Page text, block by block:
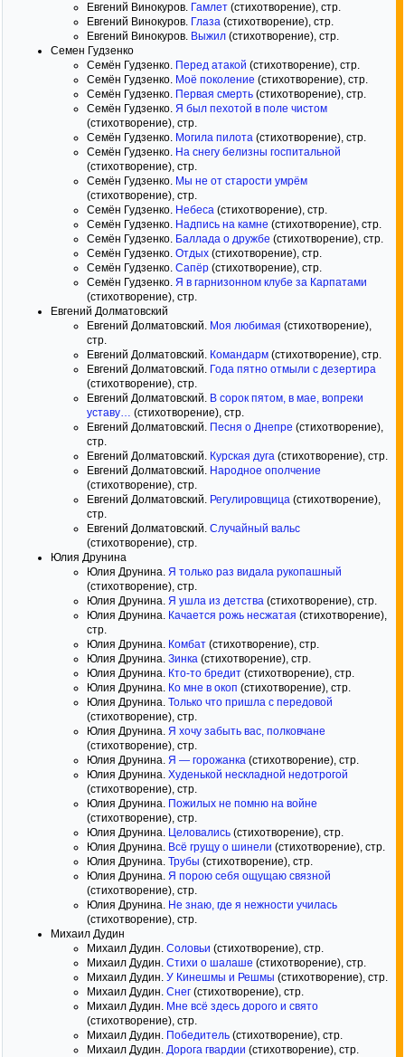
Евгений Винокуров. Гамлет (стихотворение), стр.
Евгений Винокуров. Глаза (стихотворение), стр.
Евгений Винокуров. Выжил (стихотворение), стр.
Семен Гудзенко
Семён Гудзенко. Перед атакой (стихотворение), стр.
Семён Гудзенко. Моё поколение (стихотворение), стр.
Семён Гудзенко. Первая смерть (стихотворение), стр.
Семён Гудзенко. Я был пехотой в поле чистом
(стихотворение), стр.
Семён Гудзенко. Могила пилота (стихотворение), стр.
Семён Гудзенко. На снегу белизны госпитальной
(стихотворение), стр.
Семён Гудзенко. Мы не от старости умрём
(стихотворение), стр.
Семён Гудзенко. Небеса (стихотворение), стр.
Семён Гудзенко. Надпись на камне (стихотворение), стр.
Семён Гудзенко. Баллада о дружбе (стихотворение), стр.
Семён Гудзенко. Отдых (стихотворение), стр.
Семён Гудзенко. Сапёр (стихотворение), стр.
Семён Гудзенко. Я в гарнизонном клубе за Карпатами
(стихотворение), стр.
Евгений Долматовский
Евгений Долматовский. Моя любимая (стихотворение),
стр.
Евгений Долматовский. Командарм (стихотворение), стр.
Евгений Долматовский. Года пятно отмыли с дезертира
(стихотворение), стр.
Евгений Долматовский. В сорок пятом, в мае, вопреки
уставу… (стихотворение), стр.
Евгений Долматовский. Песня о Днепре (стихотворение),
стр.
Евгений Долматовский. Курская дуга (стихотворение), стр.
Евгений Долматовский. Народное ополчение
(стихотворение), стр.
Евгений Долматовский. Регулировщица (стихотворение),
стр.
Евгений Долматовский. Случайный вальс
(стихотворение), стр.
Юлия Друнина
Юлия Друнина. Я только раз видала рукопашный
(стихотворение), стр.
Юлия Друнина. Я ушла из детства (стихотворение), стр.
Юлия Друнина. Качается рожь несжатая (стихотворение),
стр.
Юлия Друнина. Комбат (стихотворение), стр.
Юлия Друнина. Зинка (стихотворение), стр.
Юлия Друнина. Кто-то бредит (стихотворение), стр.
Юлия Друнина. Ко мне в окоп (стихотворение), стр.
Юлия Друнина. Только что пришла с передовой
(стихотворение), стр.
Юлия Друнина. Я хочу забыть вас, полковчане
(стихотворение), стр.
Юлия Друнина. Я — горожанка (стихотворение), стр.
Юлия Друнина. Худенькой нескладной недотрогой
(стихотворение), стр.
Юлия Друнина. Пожилых не помню на войне
(стихотворение), стр.
Юлия Друнина. Целовались (стихотворение), стр.
Юлия Друнина. Всё грущу о шинели (стихотворение), стр.
Юлия Друнина. Трубы (стихотворение), стр.
Юлия Друнина. Я порою себя ощущаю связной
(стихотворение), стр.
Юлия Друнина. Не знаю, где я нежности училась
(стихотворение), стр.
Михаил Дудин
Михаил Дудин. Соловьи (стихотворение), стр.
Михаил Дудин. Стихи о шалаше (стихотворение), стр.
Михаил Дудин. У Кинешмы и Решмы (стихотворение), стр.
Михаил Дудин. Снег (стихотворение), стр.
Михаил Дудин. Мне всё здесь дорого и свято
(стихотворение), стр.
Михаил Дудин. Победитель (стихотворение), стр.
Михаил Дудин. Дорога гвардии (стихотворение), стр.